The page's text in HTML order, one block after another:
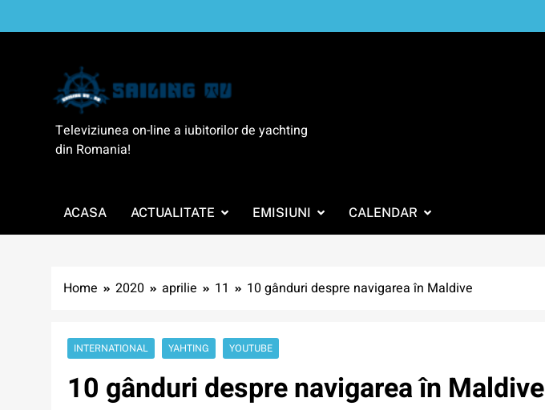
to
SailingTV
Televiziunea on-line a iubitorilor de yachting
din Romania!
ACASA ACTUALITATE EMISIUNI CALENDAR
Home 2020 aprilie 11 10 gânduri despre navigarea în Maldive
INTERNATIONAL YAHTING YOUTUBE
10 gânduri despre navigarea în Maldive